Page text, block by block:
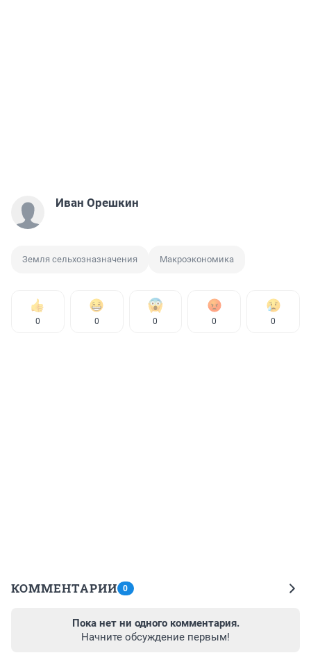
Иван Орешкин
Земля сельхозназначения Макроэкономика
0 0 0 0 0
КОММЕНТАРИИ 0
Пока нет ни одного комментария.
Начните обсуждение первым!